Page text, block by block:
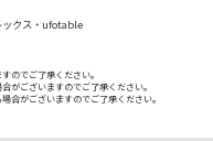
ックス・ufotable
のでご了承ください。
がございますのでご了承ください。
合がございますのでご了承ください。